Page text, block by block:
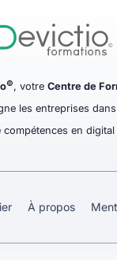
©, votreCentre de
les entreprises
en digital
À propos